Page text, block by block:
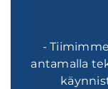
-
antamalla